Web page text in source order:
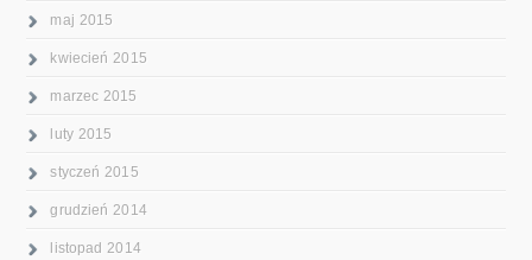
maj 2015
kwiecień 2015
marzec 2015
luty 2015
styczeń 2015
grudzień 2014
listopad 2014